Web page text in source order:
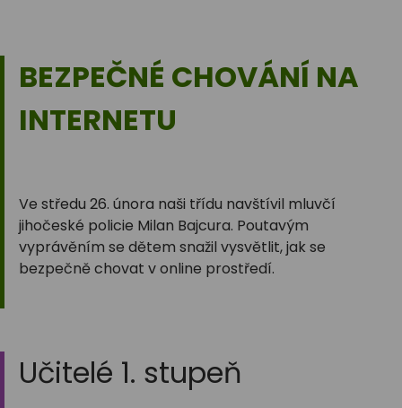
BEZPEČNÉ CHOVÁNÍ NA
INTERNETU
Ve středu 26. února naši třídu navštívil mluvčí
jihočeské policie Milan Bajcura. Poutavým
vyprávěním se dětem snažil vysvětlit, jak se
bezpečně chovat v online prostředí.
Učitelé 1. stupeň